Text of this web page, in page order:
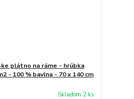
plátno na ráme - hrúbka
- 100 % bavlna - 70 x 140 cm
Skladom 2 ks